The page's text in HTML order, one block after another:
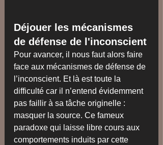
Déjouer les mécanismes
de défense de l'inconscient
Pour avancer, il nous faut alors faire
face aux mécanismes de défense de
l’inconscient. Et là est toute la
difficulté car il n’entend évidemment
pas faillir à sa tâche originelle :
masquer la source. Ce fameux
paradoxe qui laisse libre cours aux
comportements induits par cette